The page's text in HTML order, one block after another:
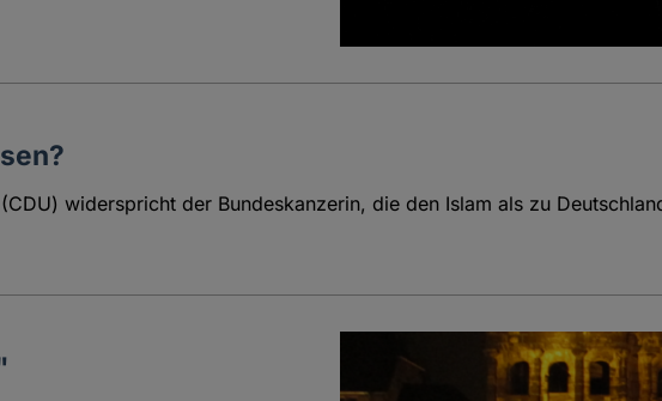
widerspricht der Bundeskanzerin, die den Islam als zu